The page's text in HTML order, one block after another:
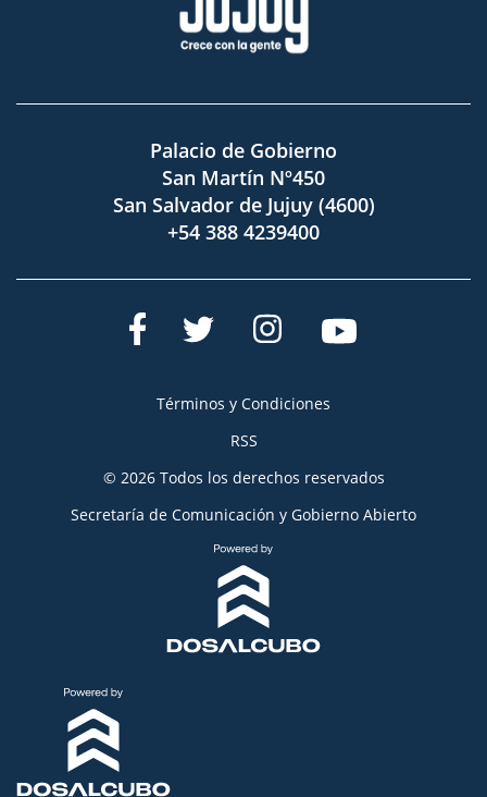
Palacio de Gobierno
San Martín Nº450
San Salvador de Jujuy (4600)
+54 388 4239400
Términos y Condiciones
RSS
© 2026 Todos los derechos reservados
Secretaría de Comunicación y Gobierno Abierto